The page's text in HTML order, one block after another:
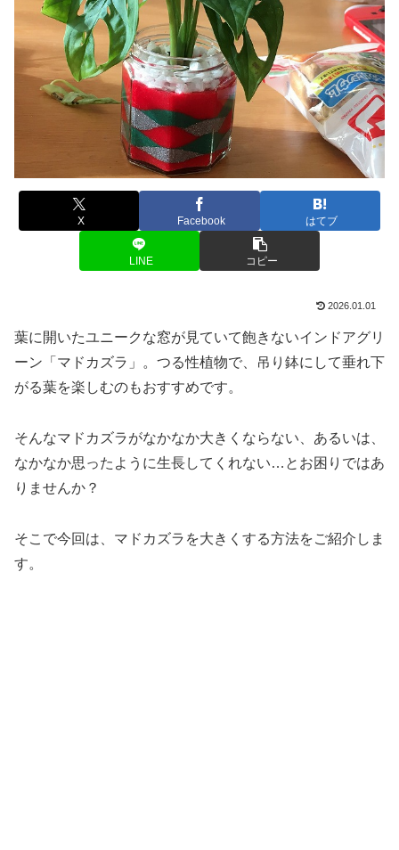
X Facebook はてブ
LINE コピー
2026.01.01
葉に開いたユニークな窓が見ていて飽きないインドアグリ
ーン「マドカズラ」。つる性植物で、吊り鉢にして垂れ下
がる葉を楽しむのもおすすめです。
そんなマドカズラがなかなか大きくならない、あるいは、
なかなか思ったように生長してくれない…とお困りではあ
りませんか？
そこで今回は、マドカズラを大きくする方法をご紹介しま
す。